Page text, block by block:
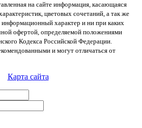
на сайте информация, касающаяся
цветовых сочетаний, а так же
характер и ни при каких
офертой, определяемой положениями
Кодекса Российской Федерации.
и могут отличаться от
Карта сайта